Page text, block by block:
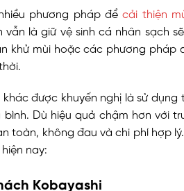
phương pháp đểcải thiện
vẫn là giữ vệ sinh cá nhân sạch
khử mùi hoặc các phương pháp
được khuyến nghị là sử
bình. Dù hiệu quả chậm hơn với
toàn, không đau và chi phí hợp
nay:
Kobayashi